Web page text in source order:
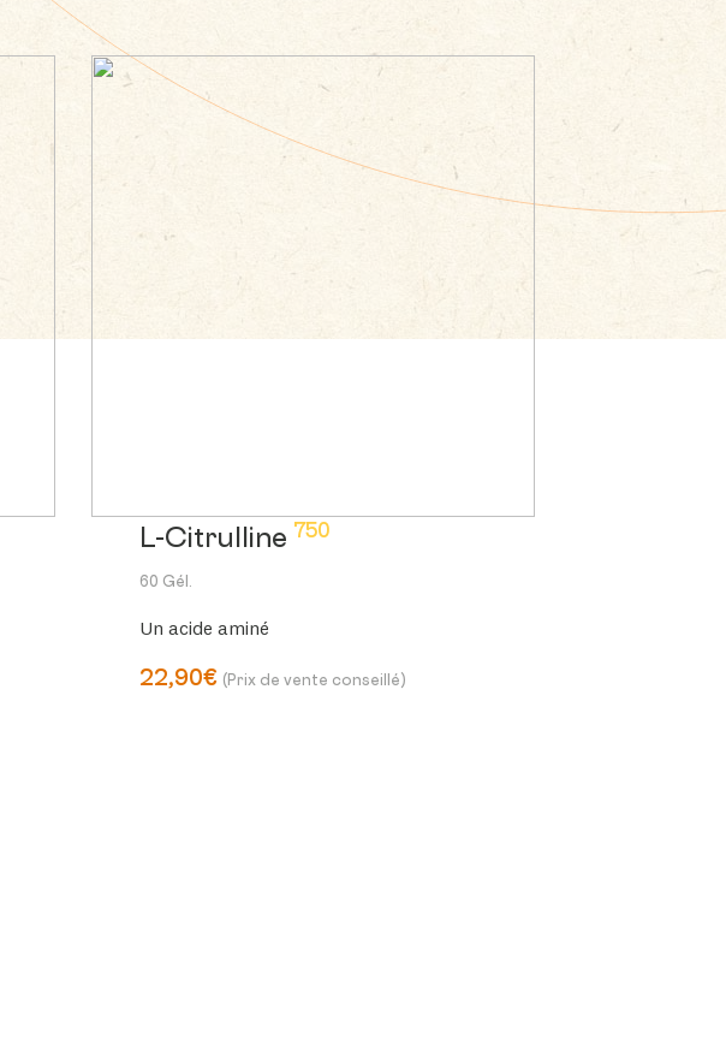
L-Citrulline 750
60 Gél.
Un acide aminé
22,90€ (Prix de vente conseillé)